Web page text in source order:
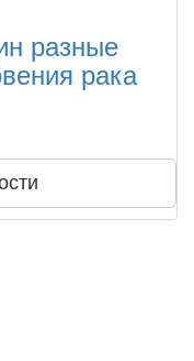
разные
рака